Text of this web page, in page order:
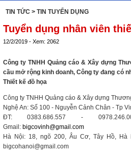
TIN TỨC > TIN TUYỂN DỤNG
Tuyển dụng nhân viên
12/2/2019 - Xem: 2062
Công ty TNHH Quảng cáo & Xây dựng
cầu mở rộng kinh doanh, Công ty đang có
Thiết kế đồ họa
Công ty TNHH Quảng cáo & Xây dựng
Nghệ An: Số 100 - Nguyễn Cảnh Chân - Tp
ĐT: 0383.686.557 -
Gmail: bigcovinh@gmail.com
Hà Nội: 18, ngõ 200, Âu Cơ, Tây Hồ, Hà
bigcohanoi@gmail.com